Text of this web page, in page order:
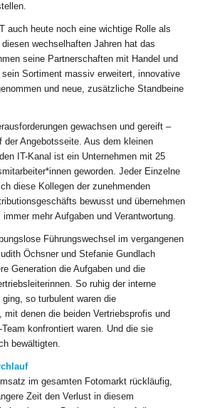
auch heute noch eine wichtige Rolle als
wechselhaften Jahren hat das
seine Partnerschaften mit Handel und
sein Sortiment massiv erweitert, innovative
und neue, zusätzliche Standbeine
gewachsen und gereift –
der Angebotsseite. Aus dem kleinen
IT-Kanal ist ein Unternehmen mit 25
geworden. Jeder Einzelne
diese Kollegen der zunehmenden
bewusst und übernehmen
mehr Aufgaben und Verantwortung.
Führungswechsel im vergangenen
Öchsner und Stefanie Gundlach
Generation die Aufgaben und die
So ruhig der interne
so turbulent waren die
mit denen die beiden Vertriebsprofis und
konfrontiert waren. Und die sie
bewältigten.
im gesamten Fotomarkt rückläufig,
Zeit den Verlust in diesem